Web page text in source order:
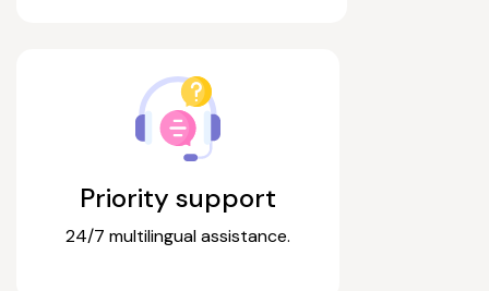
Priority support
24/7 multilingual assistance.